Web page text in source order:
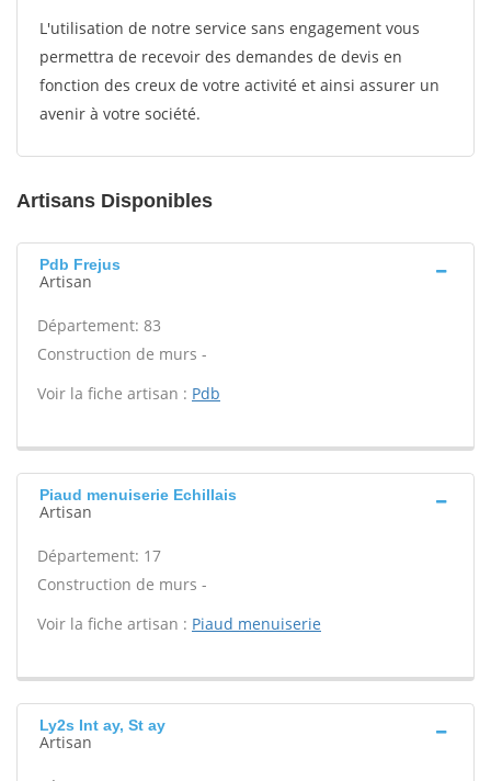
L'utilisation de notre service sans engagement vous
permettra de recevoir des demandes de devis en
fonction des creux de votre activité et ainsi assurer un
avenir à votre société.
Artisans Disponibles
Pdb Frejus
Artisan
Département: 83
Construction de murs -
Voir la fiche artisan : Pdb
Piaud menuiserie Echillais
Artisan
Département: 17
Construction de murs -
Voir la fiche artisan : Piaud menuiserie
Ly2s Int ay, St ay
Artisan